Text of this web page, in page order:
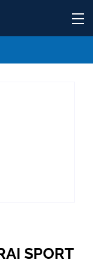
SPORT